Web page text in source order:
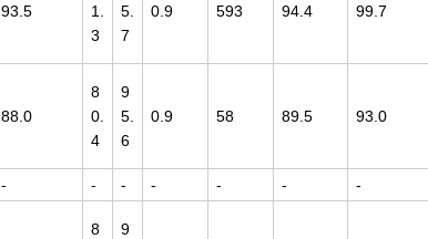
93.5
1.
3
5.
7
0.9 593 94.4 99.7
88.0
8
0.
4
9
5.
6
0.9 58 89.5 93.0
- - - - - - -
8
9